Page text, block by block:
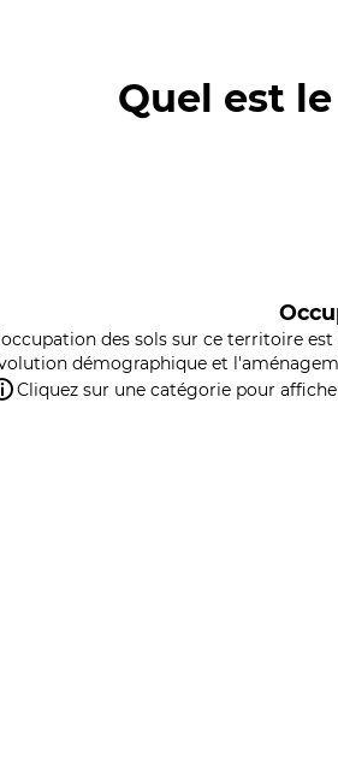
Quel est
des sols sur ce territoire
démographique et
Cliquez sur une catégorie pour